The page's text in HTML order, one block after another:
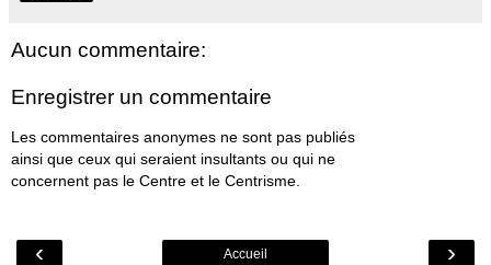
Aucun commentaire:
Enregistrer un commentaire
Les commentaires anonymes ne sont pas publiés
ainsi que ceux qui seraient insultants ou qui ne
concernent pas le Centre et le Centrisme.
‹ ›
Accueil